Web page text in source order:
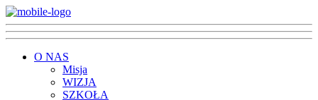
O NAS
Misja
WIZJA
SZKOŁA